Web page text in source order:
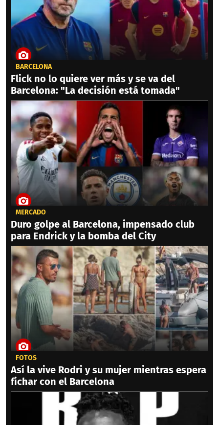
BARCELONA
Flick no lo quiere ver más y se va del
Barcelona: "La decisión está tomada"
MERCADO
Duro golpe al Barcelona, impensado club
para Endrick y la bomba del City
FOTOS
Así la vive Rodri y su mujer mientras espera
fichar con el Barcelona